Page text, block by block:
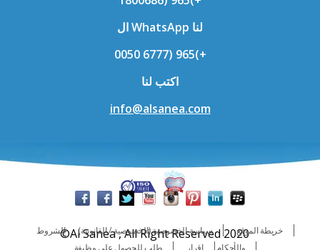
ال WhatsApp لنا
0050 6777 (965+)
اكتب لنا
info@alsanea.com
خريطة الموقع سياسة الخصوصية (الخصوصية / القانونية)
الشروط
والأحكام
إقرار طلب للحصول على وظيفة
© Al Sanea , All Right Reserved 2020